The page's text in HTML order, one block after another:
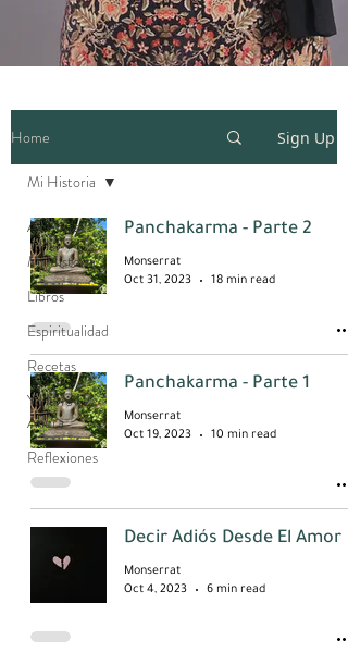
Home Sign Up
All Posts
Mi Historia
Libros
Espiritualidad
Recetas
Yo | Hoy -
Ahora
Reflexiones
Mi Historia
Panchakarma - Parte 2
Monserrat
Oct 31, 2023
18 min read
Panchakarma - Parte 1
Monserrat
Oct 19, 2023
10 min read
Decir Adiós Desde El Amor
Monserrat
Oct 4, 2023
6 min read